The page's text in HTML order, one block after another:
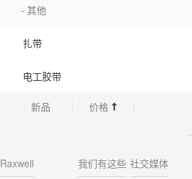
- 其他
扎带
电工胶带
新品 价格
Raxwell 我们有这些 社交媒体